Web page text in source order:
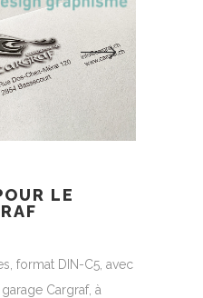
LE
format DIN-C5, avec
Cargraf, à